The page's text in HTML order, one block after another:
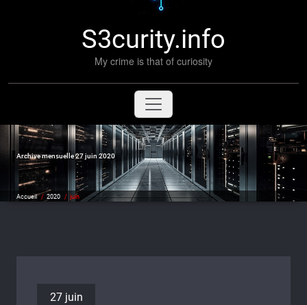
S3curity.info
My crime is that of curiosity
Archive mensuelle 27 juin 2020
Accueil/ 2020 / juin
27 juin